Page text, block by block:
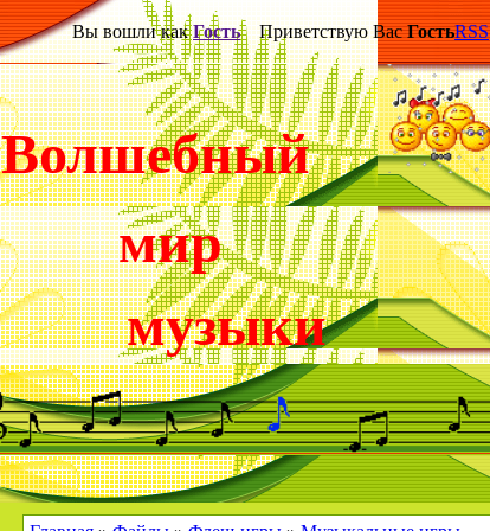
Вы вошли как ГостьПриветствую Вас ГостьRSS
Волшебный
мир
музыки